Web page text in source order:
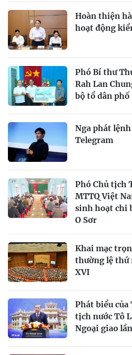
Hoàn thiện
hoạt động
Phó Bí thư
Rah Lan
bộ tổ dân phố
Nga phát
Telegram
Phó Chủ tịch
MTTQ Việt
sinh hoạt chi
O Sơr
Khai mạc
thường lệ thứ
XVI
Phát biểu của
tịch nước Tô
Ngoại giao